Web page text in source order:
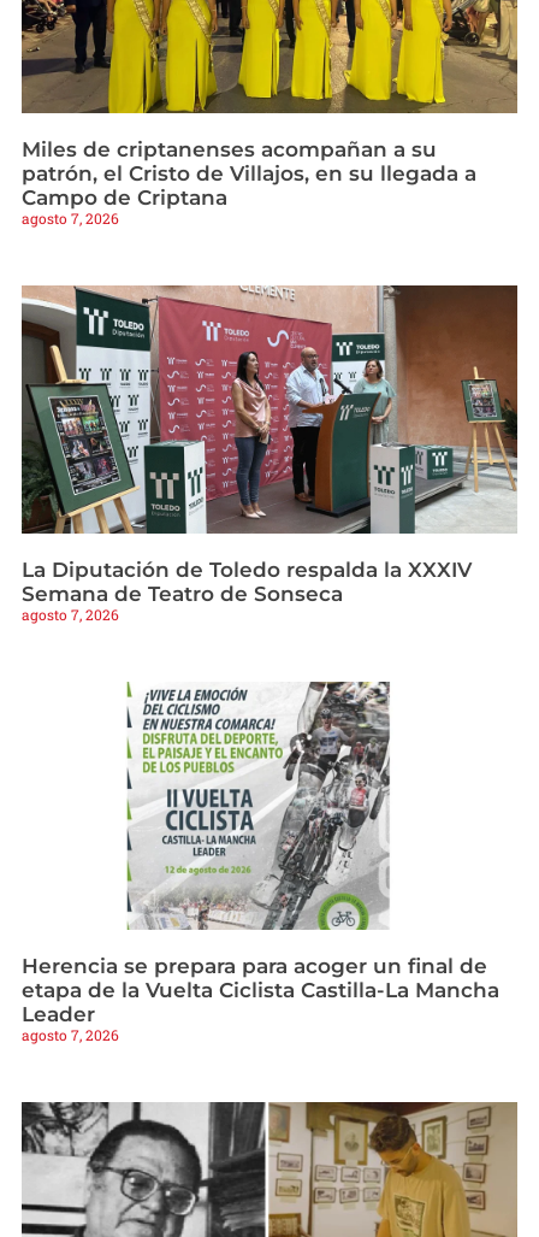
Miles de criptanenses acompañan a su
patrón, el Cristo de Villajos, en su llegada a
Campo de Criptana
agosto 7, 2026
La Diputación de Toledo respalda la XXXIV
Semana de Teatro de Sonseca
agosto 7, 2026
Herencia se prepara para acoger un final de
etapa de la Vuelta Ciclista Castilla-La Mancha
Leader
agosto 7, 2026